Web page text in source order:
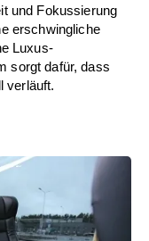
und Fokussierung
erschwingliche
Luxus-
sorgt dafür, dass
verläuft.